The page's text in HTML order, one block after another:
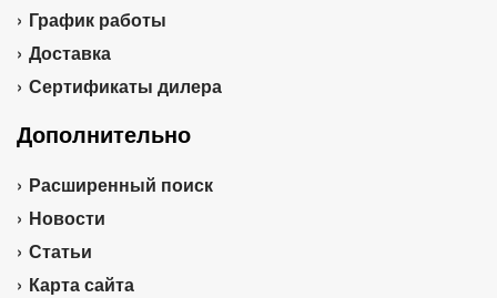
График работы
Доставка
Сертификаты дилера
Дополнительно
Расширенный поиск
Новости
Статьи
Карта сайта